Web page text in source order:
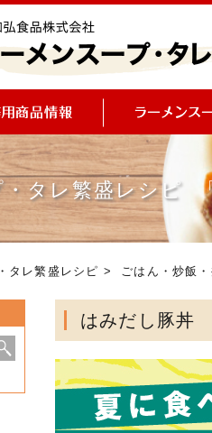
タレ繁盛レシピ
タレ繁盛レシピ > ごはん・炒飯
はみだし豚丼